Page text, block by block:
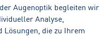
Augenoptik begleiten wir
Analyse,
die zu Ihrem